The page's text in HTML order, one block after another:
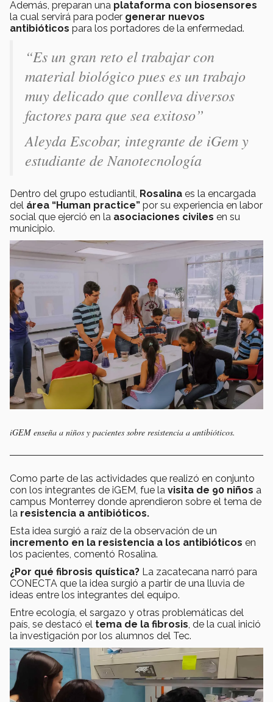
Además, preparan una plataforma con biosensores
la cual servirá para poder generar nuevos
antibióticos para los portadores de la enfermedad.
“Es un gran reto el trabajar con
material biológico pues es un trabajo
muy delicado que conlleva diversos
factores para que sea exitoso”
Aleyda Escobar, integrante de iGem y
estudiante de Nanotecnología
Dentro del grupo estudiantil, Rosalina es la encargada
del área “Human practice” por su experiencia en labor
social que ejerció en la asociaciones civiles en su
municipio.
iGEM enseña a niños y pacientes sobre resistencia a antibióticos.
Como parte de las actividades que realizó en conjunto
con los integrantes de iGEM, fue la visita de 90 niños a
campus Monterrey donde aprendieron sobre el tema de
la resistencia a antibióticos.
Esta idea surgió a raíz de la observación de un
incremento en la resistencia a los antibióticos en
los pacientes, comentó Rosalina.
¿Por qué fibrosis quística? La zacatecana narró para
CONECTA que la idea surgió a partir de una lluvia de
ideas entre los integrantes del equipo.
Entre ecología, el sargazo y otras problemáticas del
país, se destacó el tema de la fibrosis, de la cual inició
la investigación por los alumnos del Tec.